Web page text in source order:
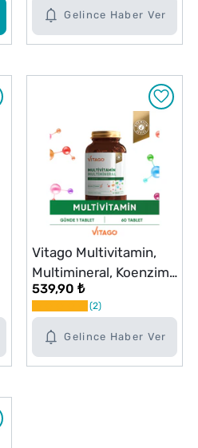
Gelince Haber Ver
Gelince Haber Ver
Vitago Multivitamin,
Multimineral, Koenzim
Q-10 İçeren Tablet
Takviye Edici Gıda 60'lı
539,90 ₺
2